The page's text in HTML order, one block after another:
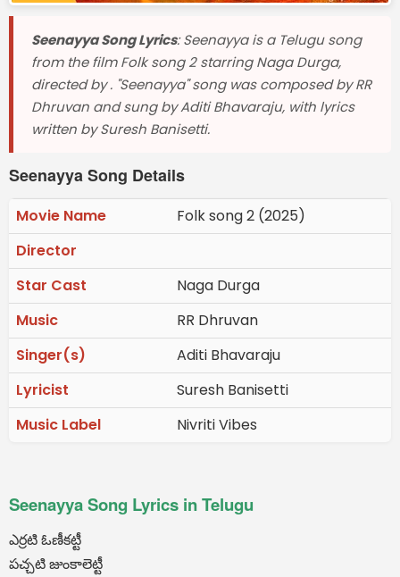
Seenayya Song Lyrics: Seenayya is a Telugu song
from the film Folk song 2 starring Naga Durga,
directed by . "Seenayya" song was composed by RR
Dhruvan and sung by Aditi Bhavaraju, with lyrics
written by Suresh Banisetti.
Seenayya Song Details
Movie Name
Folk song 2 (2025)
Director
Star Cast
Naga Durga
Music
RR Dhruvan
Singer(s)
Aditi Bhavaraju
Lyricist
Suresh Banisetti
Music Label
Nivriti Vibes
Seenayya Song Lyrics in Telugu
ఎర్రటి ఓణీకట్టీ
పచ్చటి జుంకాలెట్టీ